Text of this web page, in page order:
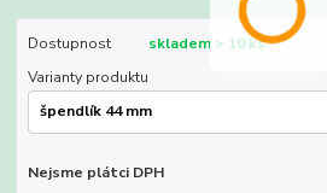
Dostupnost
skladem > 10 ks
Varianty produktu
Nejsme plátci DPH